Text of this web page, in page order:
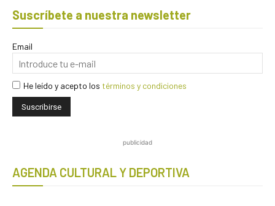
Suscríbete a nuestra newsletter
Email
He leído y acepto los términos y condiciones
publicidad
AGENDA CULTURAL Y DEPORTIVA